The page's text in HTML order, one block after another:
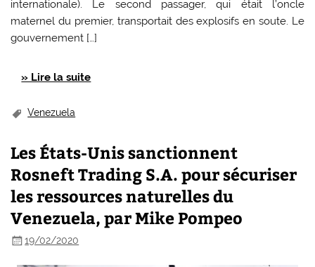
internationale). Le second passager, qui était l’oncle
maternel du premier, transportait des explosifs en soute. Le
gouvernement […]
» Lire la suite
Venezuela
Les États-Unis sanctionnent
Rosneft Trading S.A. pour sécuriser
les ressources naturelles du
Venezuela, par Mike Pompeo
19/02/2020